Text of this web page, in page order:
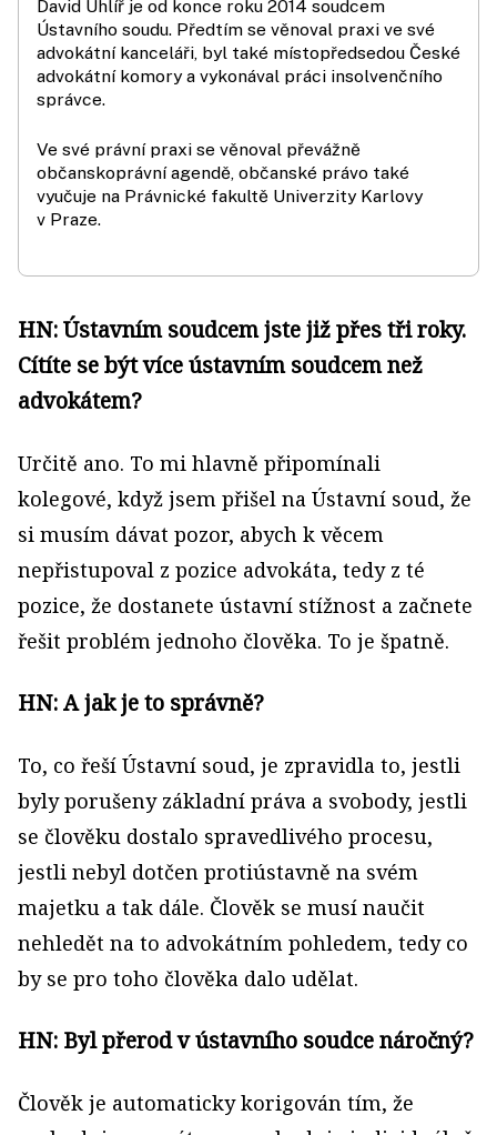
David Uhlíř je od konce roku 2014 soudcem
Ústavního soudu. Předtím se věnoval praxi ve své
advokátní kanceláři, byl také místopředsedou České
advokátní komory a vykonával práci insolvenčního
správce.
Ve své právní praxi se věnoval převážně
občanskoprávní agendě, občanské právo také
vyučuje na Právnické fakultě Univerzity Karlovy
v Praze.
HN: Ústavním soudcem jste již přes tři roky.
Cítíte se být více ústavním soudcem než
advokátem?
Určitě ano. To mi hlavně připomínali
kolegové, když jsem přišel na Ústavní soud, že
si musím dávat pozor, abych k věcem
nepřistupoval z pozice advokáta, tedy z té
pozice, že dostanete ústavní stížnost a začnete
řešit problém jednoho člověka. To je špatně.
HN: A jak je to správně?
To, co řeší Ústavní soud, je zpravidla to, jestli
byly porušeny základní práva a svobody, jestli
se člověku dostalo spravedlivého procesu,
jestli nebyl dotčen protiústavně na svém
majetku a tak dále. Člověk se musí naučit
nehledět na to advokátním pohledem, tedy co
by se pro toho člověka dalo udělat.
HN: Byl přerod v ústavního soudce náročný?
Člověk je automaticky korigován tím, že